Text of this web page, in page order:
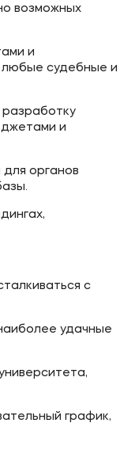
возможных
и
любые судебные и
и
органов
с
удачные
график,